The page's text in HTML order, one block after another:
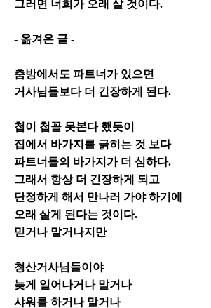
그러면 너희가 오래 살 것이다.
- 옮겨온 글 -
춤방에서도 파트너가 있으면
거사님들보다 더 긴장하게 된다.
첩이 첩꼴 못본다 했듯이
집에서 바가지를 긁히는 것 보다
파트너들의 바가지가 더 심하다.
그래서 항상 더 긴장하게 되고
단정하게 해서 만나러 가야 하기에
오래 살게 된다는 것이다.
믿거나 말거나지만
청산거사님들이야
늦게 일어나거나 말거나
샤워를 하거나 말거나